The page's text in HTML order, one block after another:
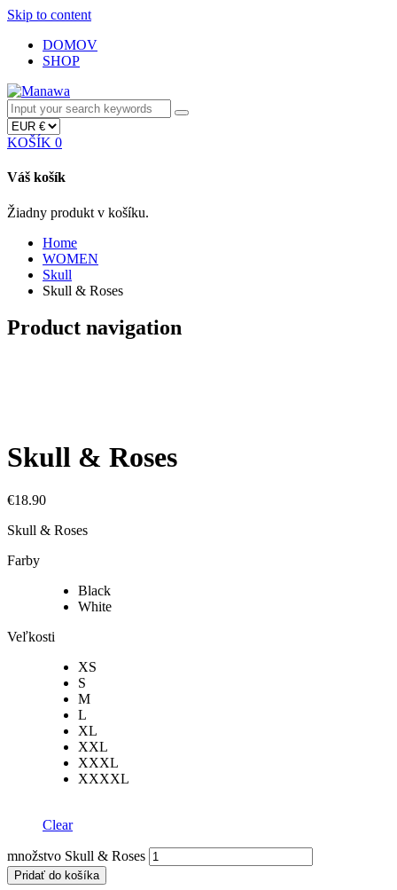
Skip to content
DOMOV
SHOP
KOŠÍK 0
Váš košík
Žiadny produkt v košíku.
Home
WOMEN
Skull
Skull & Roses
Product navigation
Skull & Roses
€18.90
Skull & Roses
Farby
Black
White
Veľkosti
XS
S
M
L
XL
XXL
XXXL
XXXXL
Clear
množstvo Skull & Roses
Pridať do košíka